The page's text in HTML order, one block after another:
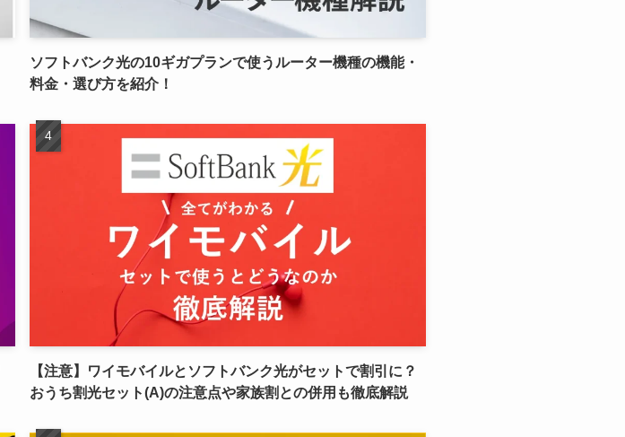
ソフトバンク光の10ギガプランで使うルーター機種の機能・
料金・選び方を紹介！
【注意】ワイモバイルとソフトバンク光がセットで割引に？
おうち割光セット(A)の注意点や家族割との併用も徹底解説